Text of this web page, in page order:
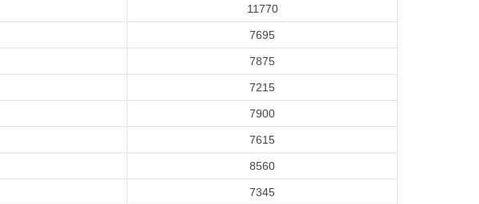
11770
7695
7875
7215
7900
7615
8560
7345